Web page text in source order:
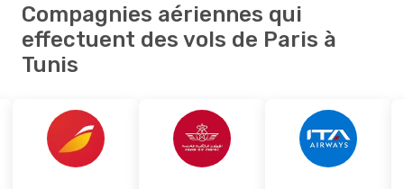
Compagnies aériennes qui
effectuent des vols de Paris à
Tunis